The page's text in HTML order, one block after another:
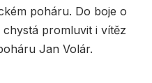
poháru. Do boje o
promluvit i vítěz
Jan Volár.